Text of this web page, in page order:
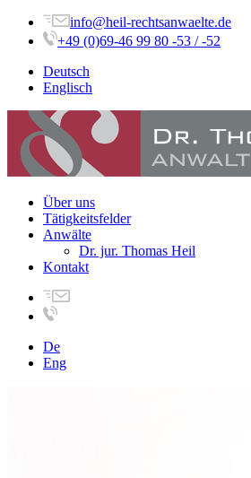
info@heil-rechtsanwaelte.de
+49 (0)69-46 99 80 -53 / -52
Deutsch
Englisch
Über uns
Tätigkeitsfelder
Anwälte
Dr. jur. Thomas Heil
Kontakt
De
Eng